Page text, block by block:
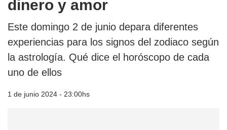
dinero y amor
Este domingo 2 de junio depara diferentes
experiencias para los signos del zodiaco según
la astrología. Qué dice el horóscopo de cada
uno de ellos
1 de junio 2024 - 23:00hs